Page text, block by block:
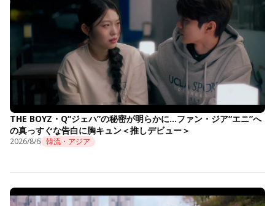
THE BOYZ・Q“ジェハ”の秘密が明らかに…ファン・ジア“エニ”へ
の真っすぐな告白に胸キュン＜推しデビュー＞
2026/8/6 韓流・アジア